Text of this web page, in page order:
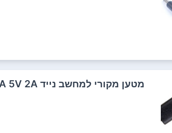
מטען מקורי למחשב נייד Type-C DELL 20V 2.25A 5V 2A דל